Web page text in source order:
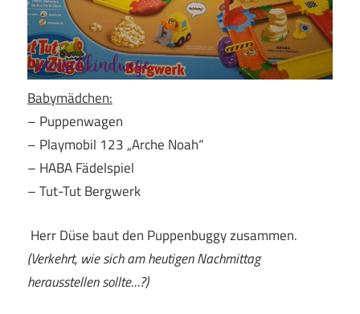
Babymädchen:
– Puppenwagen
– Playmobil 123 „Arche Noah“
– HABA Fädelspiel
– Tut-Tut Bergwerk
Herr Düse baut den Puppenbuggy zusammen.
(Verkehrt, wie sich am heutigen Nachmittag
herausstellen sollte…?)